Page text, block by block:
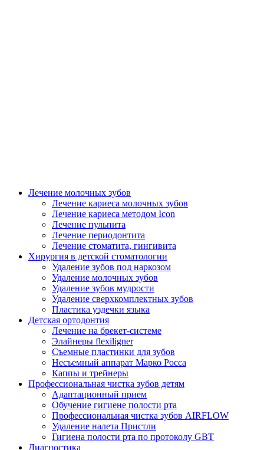
Лечение молочных зубов
Лечение кариеса молочных зубов
Лечение кариеса методом Icon
Лечение пульпита
Лечение периодонтита
Лечение стоматита, гингивита
Хирургия в детской стоматологии
Удаление зубов под наркозом
Удаление молочных зубов
Удаление зубов мудрости
Удаление сверхкомплектных зубов
Пластика уздечки языка
Детская ортодонтия
Лечение на брекет-системе
Элайнеры flexiligner
Съемные пластинки для зубов
Несъемный аппарат Марко Росса
Каппы и трейнеры
Профессиональная чистка зубов детям
Адаптационный прием
Обучение гигиене полости рта
Профессиональная чистка зубов AIRFLOW
Удаление налета Пристли
Гигиена полости рта по протоколу GBT
Диагностика